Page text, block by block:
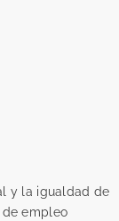
y la igualdad de
empleo